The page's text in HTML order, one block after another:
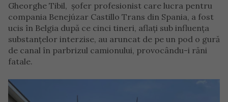
Gheorghe Tibil, șofer profesionist care lucra pentru
compania Benejúzar Castillo Trans din Spania, a fost
ucis în Belgia după ce cinci tineri, aflați sub influența
substanțelor interzise, au aruncat de pe un pod o gură
de canal în parbrizul camionului, provocându-i răni
fatale.